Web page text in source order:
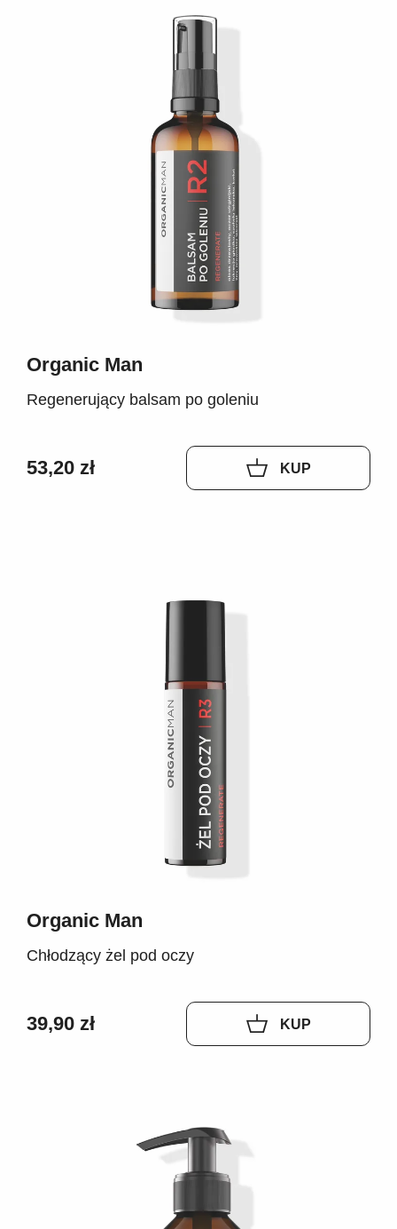
Organic Man
Regenerujący balsam po goleniu
53,20 zł KUP
Organic Man
Chłodzący żel pod oczy
39,90 zł KUP